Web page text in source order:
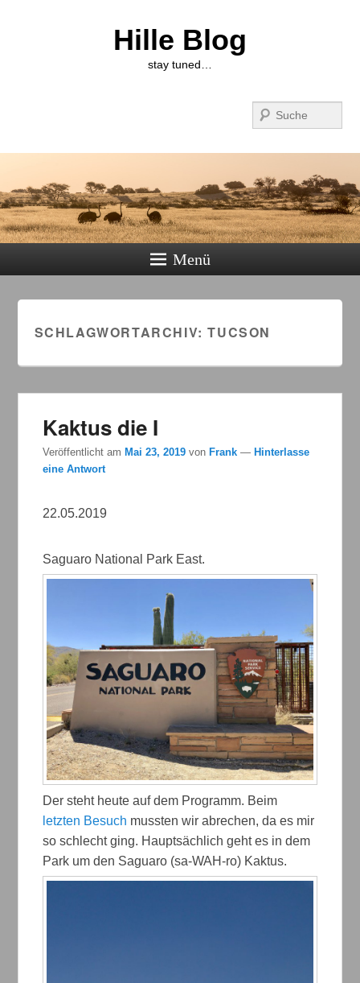
Hille Blog
stay tuned…
Menü
SCHLAGWORTARCHIV:TUCSON
Kaktus die I
Veröffentlicht am Mai 23, 2019 von Frank — Hinterlasse
eine Antwort
22.05.2019
Saguaro National Park East.
Der steht heute auf dem Programm. Beim
letzten Besuch mussten wir abrechen, da es mir
so schlecht ging. Hauptsächlich geht es in dem
Park um den Saguaro (sa-WAH-ro) Kaktus.